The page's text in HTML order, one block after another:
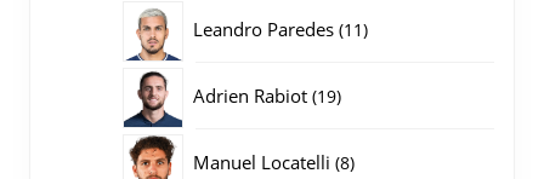
Leandro Paredes 1111
Adrien Rabiot 1919
Manuel Locatelli 88